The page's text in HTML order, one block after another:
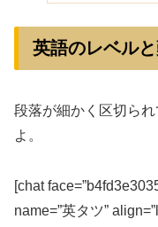
英語のレベル
段落が細かく区切ら
よ。
[chat
name=”英タツ”